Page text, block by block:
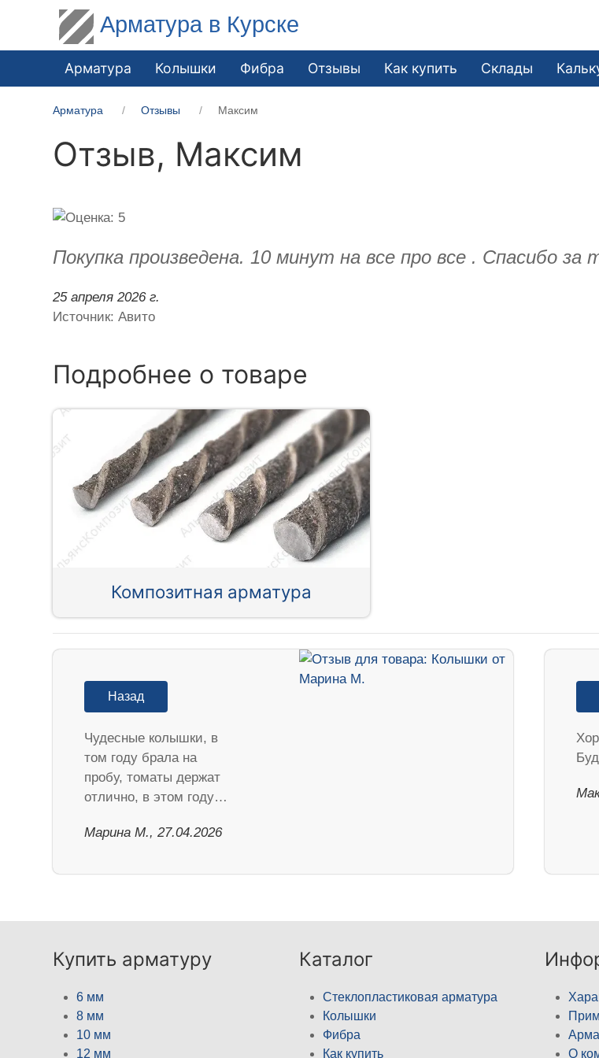
Арматура в Курске
Арматура Колышки Фибра Отзывы Как купить Склады
Арматура Отзывы Максим
Отзыв, Максим
Покупка произведена. 10 минут на все про все . Спасибо
25 апреля 2026 г.
Источник: Авито
Подробнее о товаре
Композитная арматура
Назад
Чудесные колышки, в
том году брала на
пробу, томаты держат
отлично, в этом году…
Марина М., 27.04.2026
Купить арматуру
6 мм
8 мм
10 мм
12 мм
Каталог
Стеклопластиковая арматура
Колышки
Фибра
Как купить
О